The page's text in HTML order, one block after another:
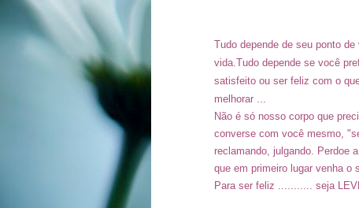
Tudo depende de seu ponto de
vida.Tudo depende se você
satisfeito ou ser feliz com o
melhorar ...
Não é só nosso corpo que
converse com você mesmo,
reclamando, julgando. Perdoe
que em primeiro lugar venha o
Para ser feliz ........... seja